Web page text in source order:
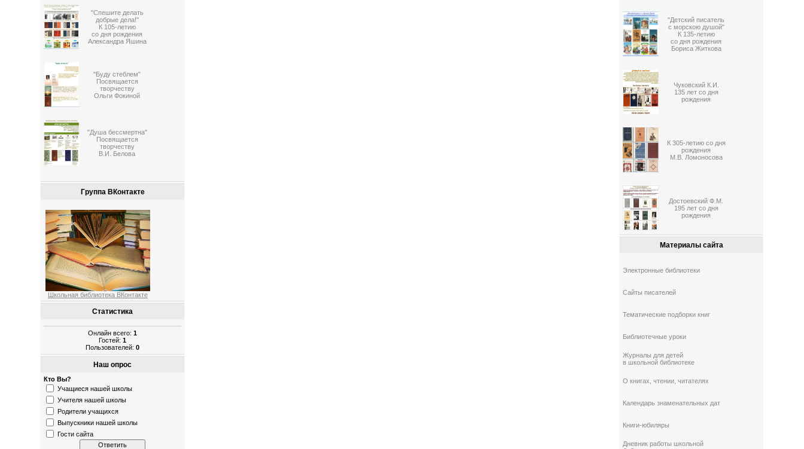
"Спешите делать
добрые дела!"
К 105-летию
со дня рождения
Александра Яшина
"Буду стеблем"
Посвящается
творчеству
Ольги Фокиной
"Душа бессмертна"
Посвящается
творчеству
В.И. Белова
Группа ВКонтакте
Школьная библиотека ВКонтакте
Статистика
Онлайн всего:1
Гостей:1
Пользователей:0
Наш опрос
Кто Вы?
Учащиеся нашей школы
Учителя нашей школы
Родители учащихся
Выпускники нашей школы
Гости сайта
"Детский писатель
с морскою душой"
К 135-летию
со дня рождения
Бориса Житкова
Чуковский К.И.
135 лет со дня
рождения
К 305-летию со дня
рождения
М.В. Ломоносова
Достоевский Ф.М.
195 лет со дня
рождения
Материалы сайта
Электронные библиотеки
Сайты писателей
Тематические подборки книг
Библиотечные уроки
Журналы для детей
в школьной библиотеке
О книгах, чтении, читателях
Календарь знаменательных дат
Книги-юбиляры
Дневник работы школьной